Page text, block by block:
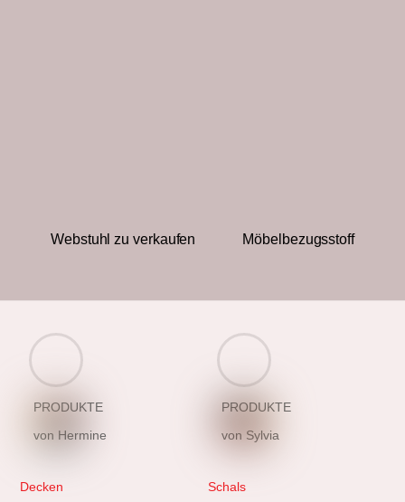
Webstuhl zu verkaufen Möbelbezugsstoff
PRODUKTE
von Hermine
Decken
PRODUKTE
von Sylvia
Schals